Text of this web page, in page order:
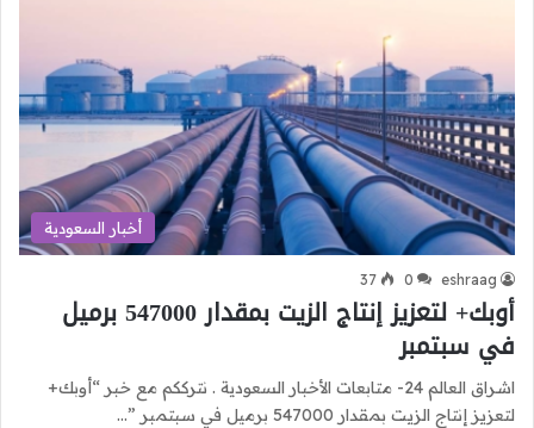
أخبار السعودية
eshraag
0
37
أوبك+ لتعزيز إنتاج الزيت بمقدار 547000 برميل
في سبتمبر
اشراق العالم 24- متابعات الأخبار السعودية . نترككم مع خبر “أوبك+
لتعزيز إنتاج الزيت بمقدار 547000 برميل في سبتمبر ”…